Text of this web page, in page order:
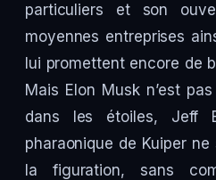
particuliers et son
moyennes entreprises
lui promettent encore de
Mais Elon Musk n’est
dans les étoiles, Jeff
pharaonique de Kuiper
la figuration, sans